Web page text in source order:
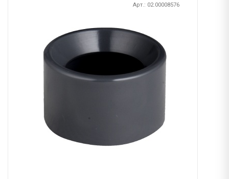
Арт.: 02.00008576